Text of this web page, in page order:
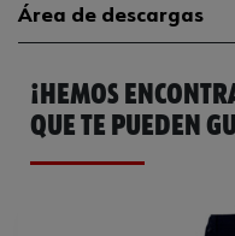
Instrucciones para el
Área de descargas
Guía de tallas
Catálogo General
¡HEMOS
QUE TE PUEDEN